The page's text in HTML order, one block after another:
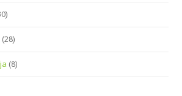
(28)
(8)